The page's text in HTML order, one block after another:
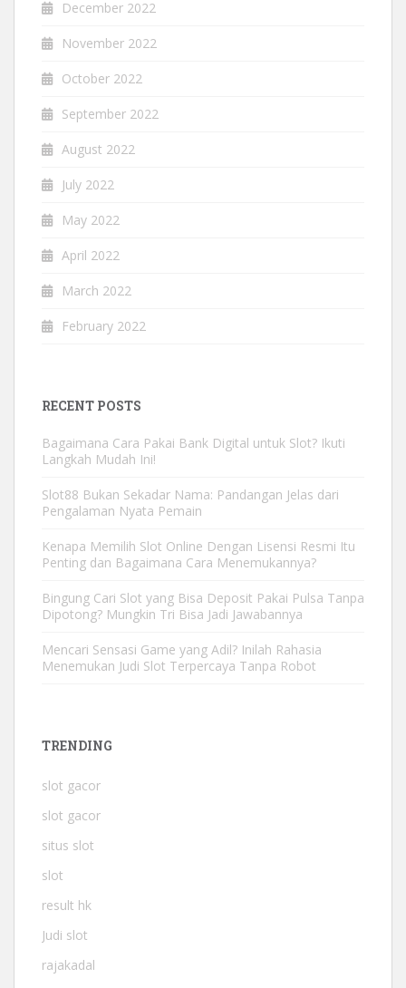
December 2022
November 2022
October 2022
September 2022
August 2022
July 2022
May 2022
April 2022
March 2022
February 2022
RECENT POSTS
Bagaimana Cara Pakai Bank Digital untuk Slot? Ikuti
Langkah Mudah Ini!
Slot88 Bukan Sekadar Nama: Pandangan Jelas dari
Pengalaman Nyata Pemain
Kenapa Memilih Slot Online Dengan Lisensi Resmi Itu
Penting dan Bagaimana Cara Menemukannya?
Bingung Cari Slot yang Bisa Deposit Pakai Pulsa Tanpa
Dipotong? Mungkin Tri Bisa Jadi Jawabannya
Mencari Sensasi Game yang Adil? Inilah Rahasia
Menemukan Judi Slot Terpercaya Tanpa Robot
TRENDING
slot gacor
slot gacor
situs slot
slot
result hk
Judi slot
rajakadal